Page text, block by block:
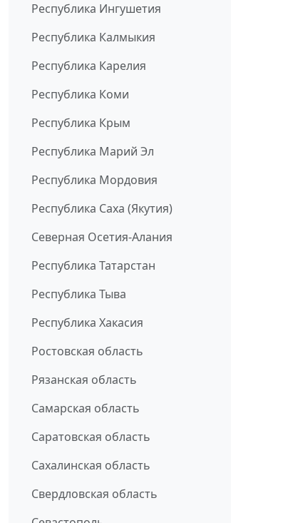
Республика Ингушетия
Республика Калмыкия
Республика Карелия
Республика Коми
Республика Крым
Республика Марий Эл
Республика Мордовия
Республика Саха (Якутия)
Северная Осетия-Алания
Республика Татарстан
Республика Тыва
Республика Хакасия
Ростовская область
Рязанская область
Самарская область
Саратовская область
Сахалинская область
Свердловская область